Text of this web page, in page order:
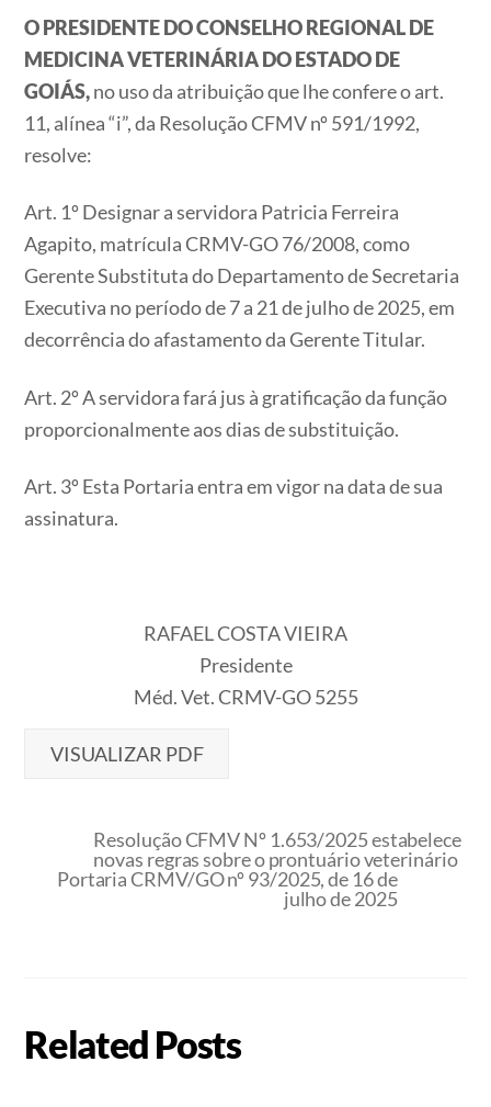
O PRESIDENTE DO CONSELHO REGIONAL DE
MEDICINA VETERINÁRIA DO ESTADO DE
GOIÁS,no uso da atribuição que lhe confere o art.
11, alínea “i”, da Resolução CFMV nº 591/1992,
resolve:
Art. 1º Designar a servidora Patricia Ferreira
Agapito, matrícula CRMV-GO 76/2008, como
Gerente Substituta do Departamento de Secretaria
Executiva no período de 7 a 21 de julho de 2025, em
decorrência do afastamento da Gerente Titular.
Art. 2º A servidora fará jus à gratificação da função
proporcionalmente aos dias de substituição.
Art. 3º Esta Portaria entra em vigor na data de sua
assinatura.
RAFAEL COSTA VIEIRA
Presidente
Méd. Vet. CRMV-GO 5255
VISUALIZAR PDF
Resolução CFMV Nº 1.653/2025 estabelece
novas regras sobre o prontuário veterinário
Portaria CRMV/GO nº 93/2025, de 16 de
julho de 2025
Related Posts